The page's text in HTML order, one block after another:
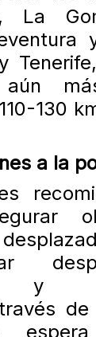
La
130
a la
y